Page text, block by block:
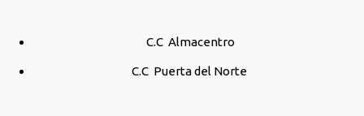
C.C Almacentro
C.C Puerta del Norte